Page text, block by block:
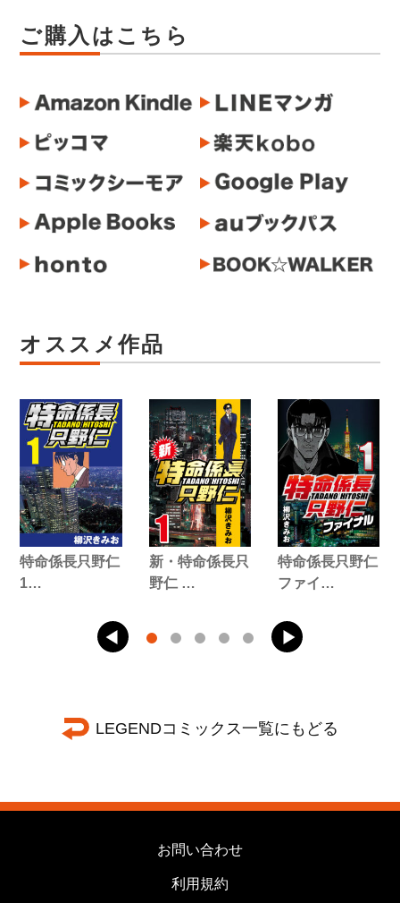
ご購入はこちら
オススメ作品
特命係長只野仁
1…
新・特命係長只
野仁 …
特命係長只野仁
ファイ…
LEGENDコミックス一覧にもどる
お問い合わせ
利用規約